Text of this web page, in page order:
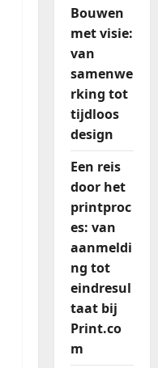
Bouwen
met visie:
van
samenwe
rking tot
tijdloos
design
Een reis
door het
printproc
es: van
aanmeldi
ng tot
eindresul
taat bij
Print.co
m